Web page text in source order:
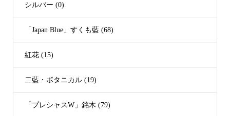
シルバー (0)
「Japan Blue」すくも藍 (68)
紅花 (15)
二藍・ボタニカル (19)
「プレシャスW」銘木 (79)